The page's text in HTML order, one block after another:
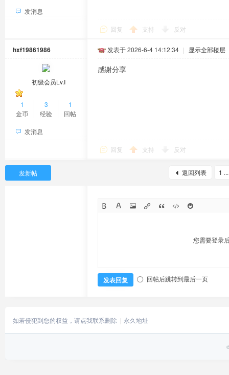
发消息
回复 支持 反对
hxf19861986
初级会员Lv.Ⅰ
1
金币
3
经验
1
回帖
发消息
发表于 2026-6-4 14:12:34 | 显示全部楼层
感谢分享
回复 支持 反对
1 ...
返回列表
发新帖
您需要登录
发表回复 回帖后跳转到最后一页
如若侵犯到您的权益，请点我联系删除 永久地址